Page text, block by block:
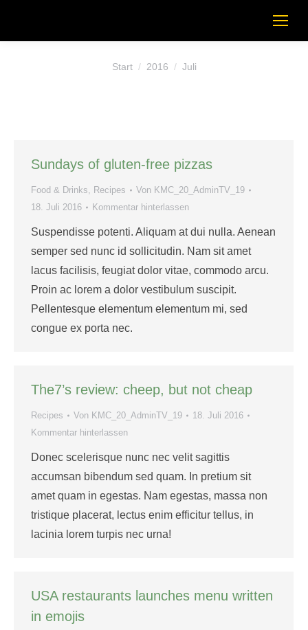
Sie befinden sich hier:
Start 2016 Juli
Sundays of gluten-free pizzas
Food & Drinks, Recipes Von KMC_20_AdminTV_19
18. Juli 2016
Kommentar hinterlassen
Suspendisse potenti. Aliquam at dui nulla. Aenean
semper sed nunc id sollicitudin. Nam sit amet
lacus facilisis, feugiat dolor vitae, commodo arcu.
Proin ac lorem a dolor vestibulum suscipit.
Pellentesque elementum elementum mi, sed
congue ex porta nec.
The7’s review: cheep, but not cheap
Recipes Von KMC_20_AdminTV_19
18. Juli 2016
Kommentar hinterlassen
Donec scelerisque nunc nec velit sagittis
accumsan bibendum sed quam. In pretium sit
amet quam in egestas. Nam egestas, massa non
tristique placerat, lectus enim efficitur tellus, in
lacinia lorem turpis nec urna!
USA restaurants launches menu written
in emojis